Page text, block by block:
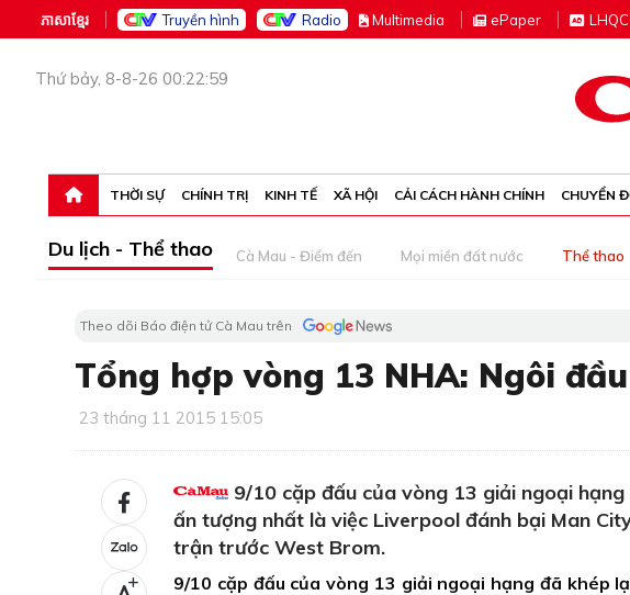
ភាសាខ្មែរ Truyền hình Radio Multimedia ePaper LHQC
Thứ bảy, 8-8-26 00:22:59
THỜI SỰ CHÍNH TRỊ KINH TẾ XÃ HỘI CẢI CÁCH HÀNH CHÍNH CHUYỂN
Du lịch - Thể thao Cà Mau - Điểm đến Mọi miền đất nước Thể thao
Theo dõi Báo điện tử Cà Mau trên
Tổng hợp vòng 13 NHA: Ngôi
23 tháng 11 2015 15:05
+
9/10 cặp đấu của vòng 13 giải ngoại
ấn tượng nhất là việc Liverpool đánh bại Man
trận trước West Brom.
9/10 cặp đấu của vòng 13 giải ngoại hạng đã khép